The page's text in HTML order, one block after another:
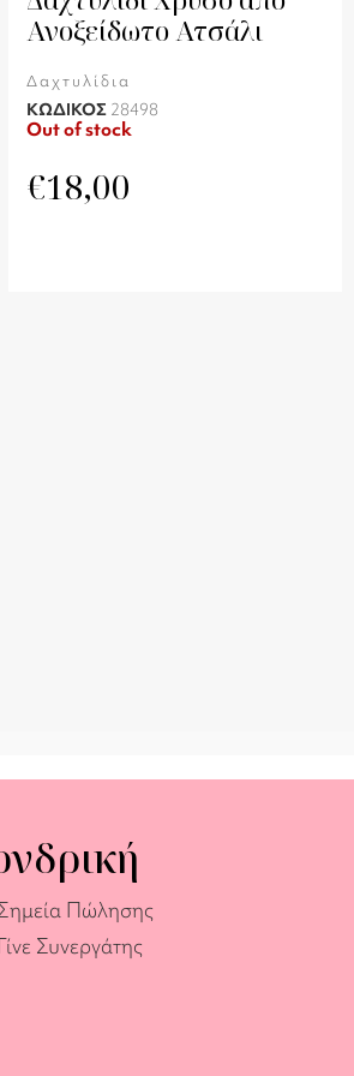
Ανοξείδωτο Ατσάλι
Δαχτυλίδια
ΚΩΔΙΚΟΣ 28498
Out of stock
€18,00
Πώλησης
Συνεργάτης